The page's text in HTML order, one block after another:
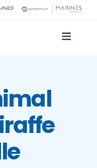
Toggle